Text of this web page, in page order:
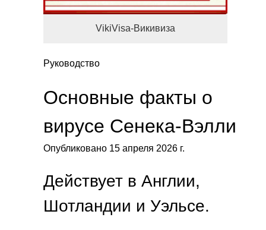
VikiVisa-Викивиза
Руководство
Основные факты о
вирусе Сенека-Вэлли
Опубликовано 15 апреля 2026 г.
Действует в Англии,
Шотландии и Уэльсе.